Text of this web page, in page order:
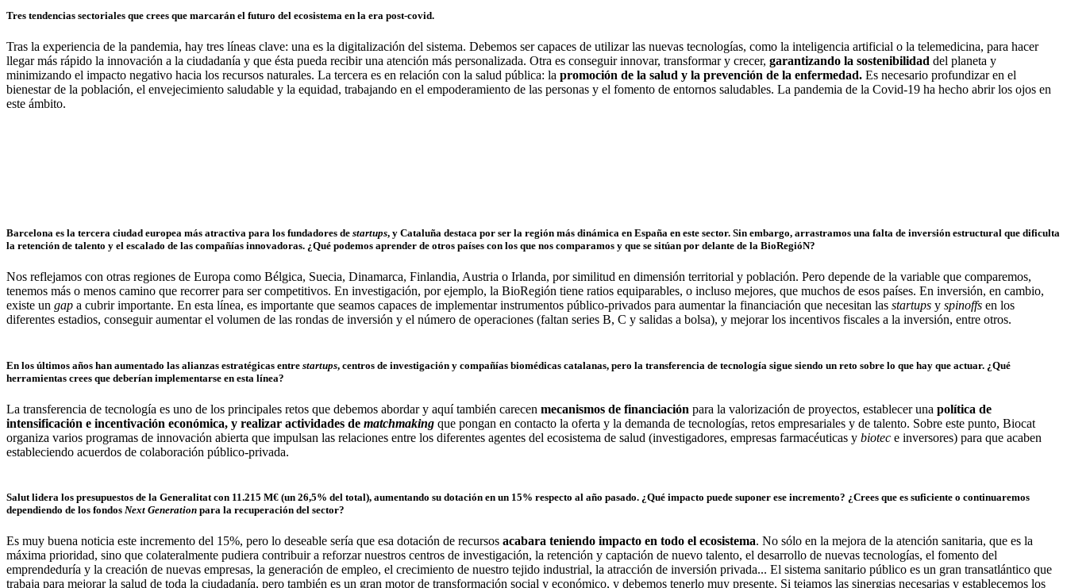
Tres tendencias sectoriales que crees que marcarán el futuro del ecosistema en la era post-covid.
Tras la experiencia de la pandemia, hay tres líneas clave: una es la digitalización del sistema. Debemos ser capaces de utilizar las nuevas tecnologías, como la inteligencia artificial o la telemedicina, para hacer
llegar más rápido la innovación a la ciudadanía y que ésta pueda recibir una atención más personalizada. Otra es conseguir innovar, transformar y crecer, garantizando la sostenibilidad del planeta y
minimizando el impacto negativo hacia los recursos naturales. La tercera es en relación con la salud pública: la promoción de la salud y la prevención de la enfermedad. Es necesario profundizar en el
bienestar de la población, el envejecimiento saludable y la equidad, trabajando en el empoderamiento de las personas y el fomento de entornos saludables. La pandemia de la Covid-19 ha hecho abrir los ojos en
este ámbito.
Barcelona es la tercera ciudad europea más atractiva para los fundadores de startups, y Cataluña destaca por ser la región más dinámica en España en este sector. Sin embargo, arrastramos una falta de inversión estructural que dificulta
la retención de talento y el escalado de las compañías innovadoras. ¿Qué podemos aprender de otros países con los que nos comparamos y que se sitúan por delante de la BioRegióN?
Nos reflejamos con otras regiones de Europa como Bélgica, Suecia, Dinamarca, Finlandia, Austria o Irlanda, por similitud en dimensión territorial y población. Pero depende de la variable que comparemos,
tenemos más o menos camino que recorrer para ser competitivos. En investigación, por ejemplo, la BioRegión tiene ratios equiparables, o incluso mejores, que muchos de esos países. En inversión, en cambio,
existe un gap a cubrir importante. En esta línea, es importante que seamos capaces de implementar instrumentos público-privados para aumentar la financiación que necesitan las startups y spinoffs en los
diferentes estadios, conseguir aumentar el volumen de las rondas de inversión y el número de operaciones (faltan series B, C y salidas a bolsa), y mejorar los incentivos fiscales a la inversión, entre otros.
En los últimos años han aumentado las alianzas estratégicas entre startups, centros de investigación y compañías biomédicas catalanas, pero la transferencia de tecnología sigue siendo un reto sobre lo que hay que actuar. ¿Qué
herramientas crees que deberían implementarse en esta línea?
La transferencia de tecnología es uno de los principales retos que debemos abordar y aquí también carecen mecanismos de financiación para la valorización de proyectos, establecer una política de
intensificación e incentivación económica, y realizar actividades de matchmaking que pongan en contacto la oferta y la demanda de tecnologías, retos empresariales y de talento. Sobre este punto, Biocat
organiza varios programas de innovación abierta que impulsan las relaciones entre los diferentes agentes del ecosistema de salud (investigadores, empresas farmacéuticas y biotec e inversores) para que acaben
estableciendo acuerdos de colaboración público-privada.
Salut lidera los presupuestos de la Generalitat con 11.215 M€ (un 26,5% del total), aumentando su dotación en un 15% respecto al año pasado. ¿Qué impacto puede suponer ese incremento? ¿Crees que es suficiente o continuaremos
dependiendo de los fondos Next Generation para la recuperación del sector?
Es muy buena noticia este incremento del 15%, pero lo deseable sería que esa dotación de recursos acabara teniendo impacto en todo el ecosistema. No sólo en la mejora de la atención sanitaria, que es la
máxima prioridad, sino que colateralmente pudiera contribuir a reforzar nuestros centros de investigación, la retención y captación de nuevo talento, el desarrollo de nuevas tecnologías, el fomento del
emprendeduría y la creación de nuevas empresas, la generación de empleo, el crecimiento de nuestro tejido industrial, la atracción de inversión privada... El sistema sanitario público es un gran transatlántico que
trabaja para mejorar la salud de toda la ciudadanía, pero también es un gran motor de transformación social y económico, y debemos tenerlo muy presente. Si tejamos las sinergias necesarias y establecemos los